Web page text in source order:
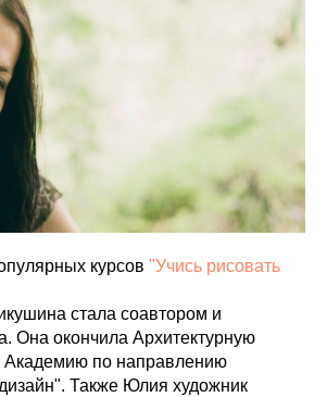
курсов "Учись рисовать
стала соавтором и
Она окончила Архитектурную
Академию по направлению
Также Юлия художник